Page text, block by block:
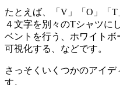
たとえば、「V」「O」「
４文字を別々のTシャツに
ベントを行う、ホワイト
可視化する、などです。
さっそくいくつかのアイ
す。